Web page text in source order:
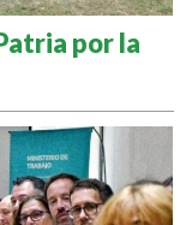
por la